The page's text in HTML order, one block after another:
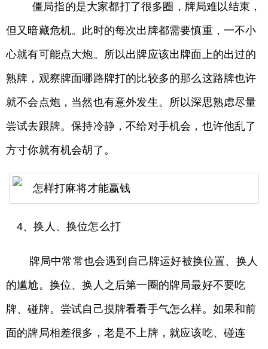
僵局指的是大家都打了很多圈，牌局难以结束，
但又暗藏危机。此时的每次出牌都需要慎重，一不小
心就有可能点大炮。所以出牌应该出牌面上的出过的
熟牌，观察牌面哪路牌打的比较多的那么这路牌也许
就不会点炮，当然也有意外发生。所以深思熟虑尽量
尝试去跟牌。保持冷静，不给对手机会，也许他乱了
方寸你就有机会胡了。
4、换人、换位怎么打
牌局中常常也会遇到自己牌运好被换位置、换人
的尴尬。换位、换人之后第一圈的牌局最好不要吃
牌、碰牌。尝试自己摸牌看看手气怎么样。如果和前
面的牌局相差很多，老是不上牌，就应该吃、碰连